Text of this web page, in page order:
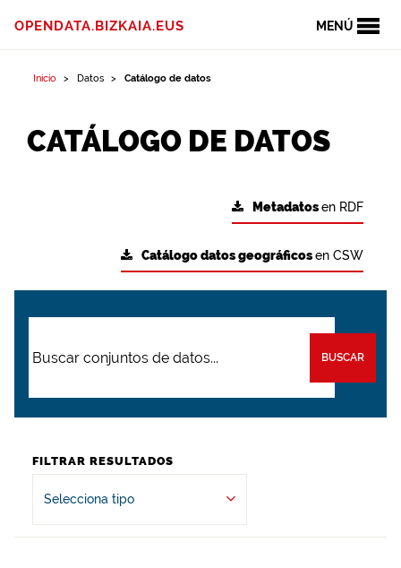
MENÚ
OPENDATA.BIZKAIA.EUS
Inicio Datos Catálogo de datos
CATÁLOGO DE DATOS
Metadatosen RDF
Catálogo datos geográficosen CSW
BUSCAR
FILTRAR RESULTADOS
Selecciona tipo